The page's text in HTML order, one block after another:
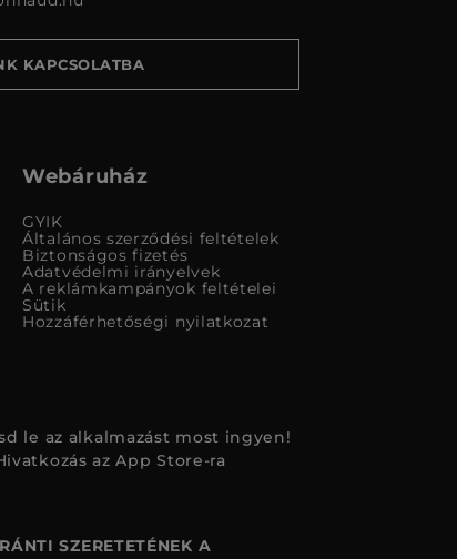
KAPCSOLATBA
Webáruház
GYIK
Általános szerződési feltételek
Biztonságos fizetés
Adatvédelmi irányelvek
A reklámkampányok feltételei
Sütik
Hozzáférhetőségi nyilatkozat
le az alkalmazást most ingyen!
SZERETETÉNEK A